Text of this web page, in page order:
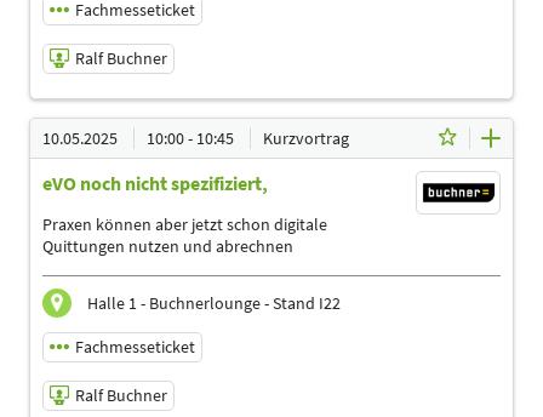
Fachmesseticket
Ralf Buchner
09.05.2025 | 17:00 - 17:45
Ralf Buchner
Referent
Sprache
Deutsch
Themen
Ergotherapeuten | Logopäden, Sprachtherapeuten |
Sporttherapeuten
10.05.2025 10:00 - 10:45 Kurzvortrag
eVO noch nicht spezifiziert,
Praxen können aber jetzt schon digitale
Quittungen nutzen und abrechnen
Halle 1 - Buchnerlounge - Stand I22
Fachmesseticket
Ralf Buchner